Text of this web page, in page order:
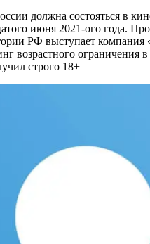
должна состояться в
июня 2021-ого года.
РФ выступает компания
возрастного ограничения
строго 18+